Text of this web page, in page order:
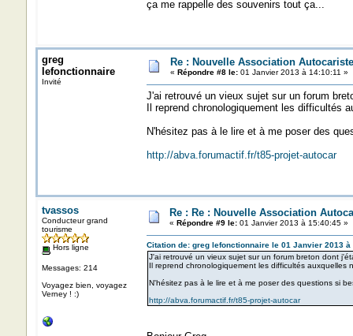
ça me rappelle des souvenirs tout ça...
greg
lefonctionnaire
Invité
Re : Nouvelle Association
« Répondre #8 le:01 Janvier 2013 à 14:10:11 »
J'ai retrouvé un vieux sujet sur un forum
Il reprend chronologiquement les difficultés
N'hésitez pas à le lire et à me poser des
http://abva.forumactif.fr/t85-projet-autocar
tvassos
Conducteur grand
tourisme
Hors ligne
Messages: 214
Voyagez bien, voyagez
Verney ! :)
Re : Re : Nouvelle Association
« Répondre #9 le:01 Janvier 2013 à 15:40:45 »
Citation de: greg lefonctionnaire le 01 Janvier 2013 à
J'ai retrouvé un vieux sujet sur un forum breton dont
Il reprend chronologiquement les difficultés
N'hésitez pas à le lire et à me poser des questions si
http://abva.forumactif.fr/t85-projet-autocar